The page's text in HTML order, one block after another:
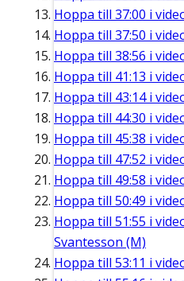
Hoppa till 37:00 i
Hoppa till 37:50 i
Hoppa till 38:56 i
Hoppa till 41:13 i
Hoppa till 43:14i
Hoppa till 44:30 i
Hoppa till 45:38 i
Hoppa till 47:52 i
Hoppa till 49:58 i
Hoppa till 50:49 i
Hoppa till 51:55 i
Svantesson (M)
Hoppa till 53:11 i